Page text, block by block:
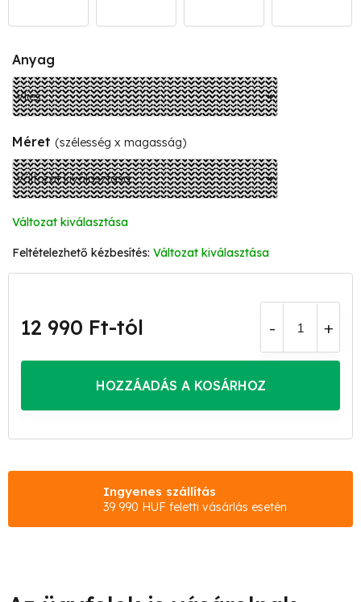
Anyag
Méret (szélesség x magasság)
Változat kiválasztása
Változat kiválasztása
12 990 Ft-tól
HOZZÁADÁS A KOSÁRHOZ
Ingyenes szállítás
39 990 HUF feletti vásárlás esetén